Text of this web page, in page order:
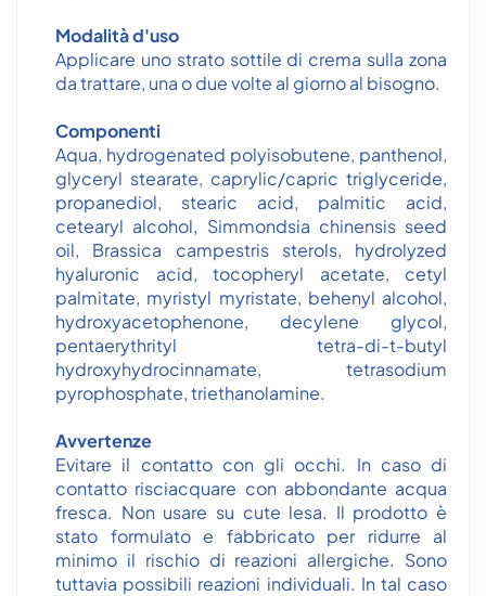
Modalità d'uso
Applicare uno strato sottile di crema sulla zona
da trattare, una o due volte al giorno al bisogno.
Componenti
Aqua, hydrogenated polyisobutene, panthenol,
glyceryl stearate, caprylic/capric triglyceride,
propanediol, stearic acid, palmitic acid,
cetearyl alcohol, Simmondsia chinensis seed
oil, Brassica campestris sterols, hydrolyzed
hyaluronic acid, tocopheryl acetate, cetyl
palmitate, myristyl myristate, behenyl alcohol,
hydroxyacetophenone, decylene glycol,
pentaerythrityl tetra-di-t-butyl
hydroxyhydrocinnamate, tetrasodium
pyrophosphate, triethanolamine.
Avvertenze
Evitare il contatto con gli occhi. In caso di
contatto risciacquare con abbondante acqua
fresca. Non usare su cute lesa. Il prodotto è
stato formulato e fabbricato per ridurre al
minimo il rischio di reazioni allergiche. Sono
tuttavia possibili reazioni individuali. In tal caso